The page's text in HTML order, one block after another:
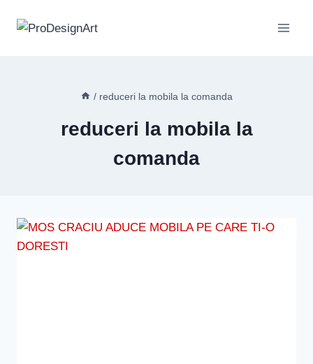
/ reduceri la mobila la comanda
reduceri la mobila la
comanda